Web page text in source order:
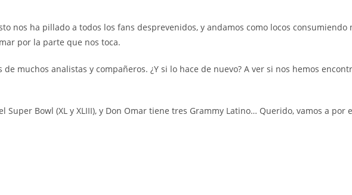
nos ha pillado a todos los fans desprevenidos, y andamos como locos consumiendo
por la parte que nos toca.
muchos analistas y compañeros. ¿Y si lo hace de nuevo? A ver si nos hemos
Bowl (XL y XLIII), y Don Omar tiene tres Grammy Latino… Querido, vamos a por